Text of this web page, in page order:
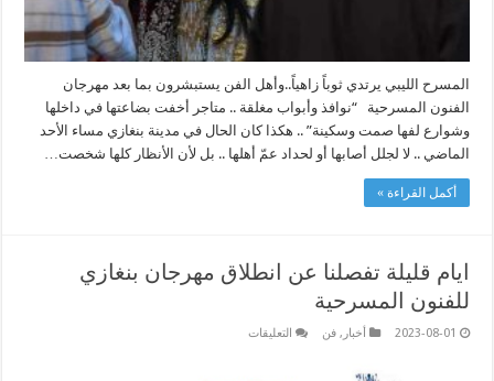
‬الماضي‭ .. ‬لا‭ ‬لجلل‭ ‬أصابها‭ ‬أو‭ ‬لحداد‭ ‬عمّ‭ ‬أهلها‭ .. ‬بل‭ ‬لأن‭ ‬الأنظار‭ ‬كلها‭ ‬شخصت‭ …
أكمل القراءة »
ايام قليلة تفصلنا عن انطلاق مهرجان بنغازي
للفنون المسرحية
2023-08-01 أخبار ,فن التعليقات